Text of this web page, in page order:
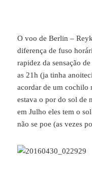
O voo de Berlin –
diferença de fuso
rapidez da sensação
as 21h (ja tinha
acordar de um cochilo
estava o por do sol de
em Julho eles tem o
não se poe (as vezes